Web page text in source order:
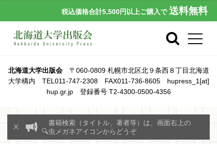
税込価格合計5,500円以上ご購入で 送料無料
北海道大学出版会〒060-0809 札幌市北区北９条西８丁目北海道
大学構内 TEL011-747-2308 FAX011-736-8605 hupress_1[at]
hup.gr.jp 登録番号 T2-4300-0500-4356
書籍検索（タイトル、著者等）は、画面右上の
🔍虫メガネアイコンからどうぞ